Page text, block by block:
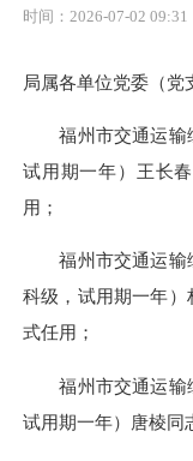
时间：2026-07-02 09:31
局属各单位党委（党
福州市交通运输
试用期一年）王长
用；
福州市交通运输
科级，试用期一年
式任用；
福州市交通运输
试用期一年）唐棱同